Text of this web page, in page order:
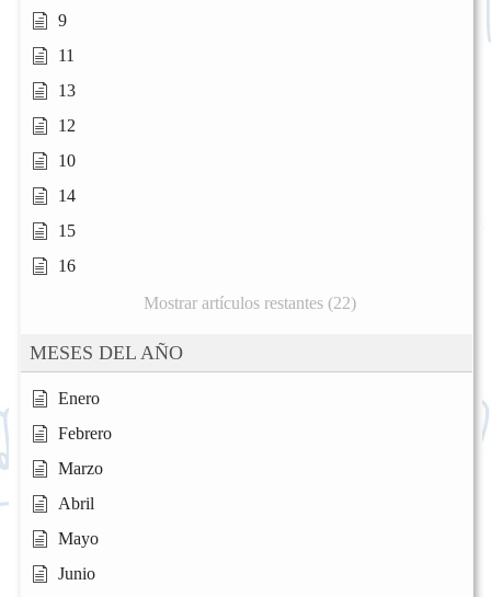
9
11
13
12
10
14
15
16
Mostrar artículos restantes (22)
MESES DEL AÑO
Enero
Febrero
Marzo
Abril
Mayo
Junio